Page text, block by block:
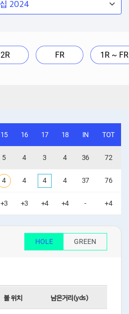
2R FR 1R ~ FR
15 16 17 18 IN TOT
5 4 3 4 36 72
4 4 4 4 37 76
+3 +3 +4 +4 - +4
HOLE GREEN
볼 위치 남은거리(yds)